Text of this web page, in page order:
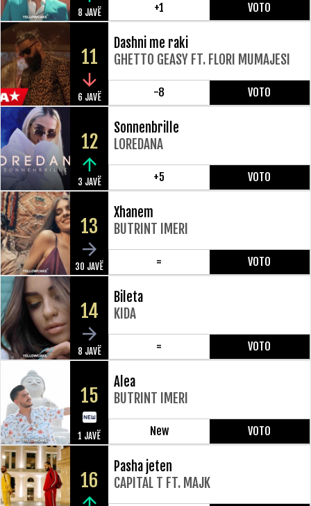
8 JAVË +1 VOTO
11
6 JAVË
Dashni me raki
GHETTO GEASY FT. FLORI MUMAJESI
-8 VOTO
12
3 JAVË
Sonnenbrille
LOREDANA
+5 VOTO
13
30 JAVË
Xhanem
BUTRINT IMERI
= VOTO
14
8 JAVË
Bileta
KIDA
= VOTO
15
1 JAVË
Alea
BUTRINT IMERI
New VOTO
16
Pasha jeten
CAPITAL T FT. MAJK